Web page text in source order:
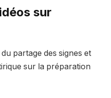
sur
partage des signes et
sur la préparation